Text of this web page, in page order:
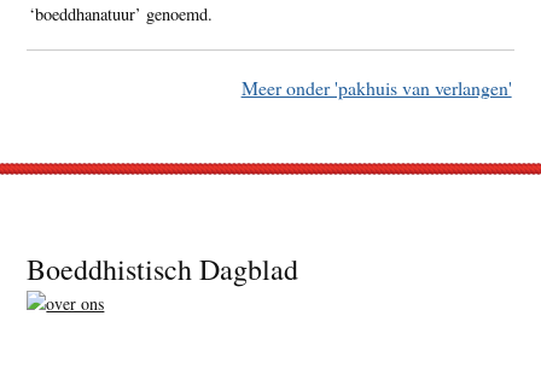
‘boeddhanatuur’ genoemd.
Meer onder 'pakhuis van verlangen'
Footer
Boeddhistisch Dagblad